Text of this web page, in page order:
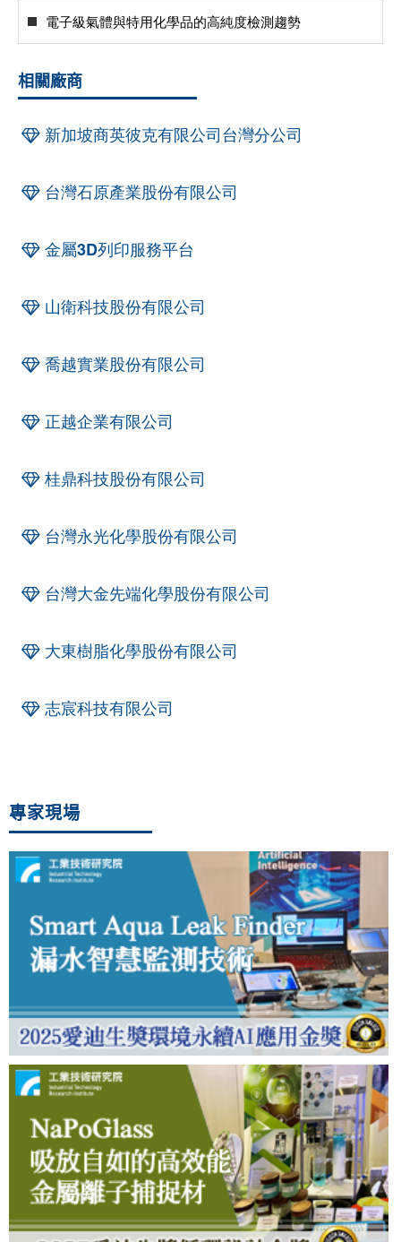
電子級氣體與特用化學品的高純度檢測趨勢
相關廠商
新加坡商英彼克有限公司台灣分公司
台灣石原產業股份有限公司
金屬3D列印服務平台
山衛科技股份有限公司
喬越實業股份有限公司
正越企業有限公司
桂鼎科技股份有限公司
台灣永光化學股份有限公司
台灣大金先端化學股份有限公司
大東樹脂化學股份有限公司
志宸科技有限公司
專家現場